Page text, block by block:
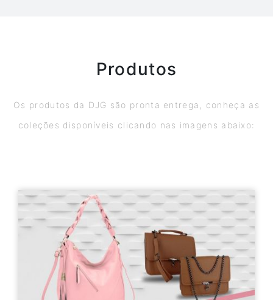
Produtos
Os produtos da DJG são pronta entrega, conheça as
coleções disponíveis clicando nas imagens abaixo: